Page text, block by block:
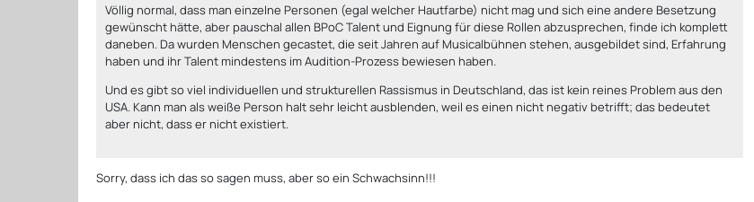
Völlig normal, dass man einzelne Personen (egal welcher Hautfarbe) nicht mag und sich eine andere Besetzung
gewünscht hätte, aber pauschal allen BPoC Talent und Eignung für diese Rollen abzusprechen, finde ich komplett
daneben. Da wurden Menschen gecastet, die seit Jahren auf Musicalbühnen stehen, ausgebildet sind, Erfahrung
haben und ihr Talent mindestens im Audition-Prozess bewiesen haben.
Und es gibt so viel individuellen und strukturellen Rassismus in Deutschland, das ist kein reines Problem aus den
USA. Kann man als weiße Person halt sehr leicht ausblenden, weil es einen nicht negativ betrifft; das bedeutet
aber nicht, dass er nicht existiert.
Sorry, dass ich das so sagen muss, aber so ein Schwachsinn!!!